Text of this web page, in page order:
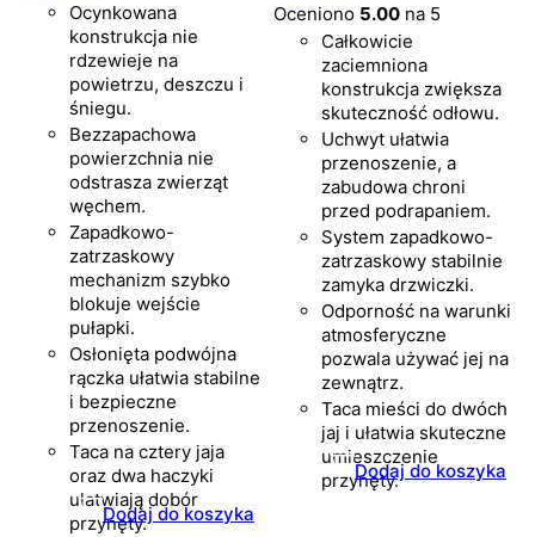
Ocynkowana
konstrukcja nie
rdzewieje na
powietrzu, deszczu i
śniegu.
Bezzapachowa
powierzchnia nie
odstrasza zwierząt
węchem.
Zapadkowo-
zatrzaskowy
mechanizm szybko
blokuje wejście
pułapki.
Osłonięta podwójna
rączka ułatwia stabilne
i bezpieczne
przenoszenie.
Taca na cztery jaja
oraz dwa haczyki
ułatwiają dobór
przynęty.
Dodaj do koszyka
Oceniono 5.00 na 5
Całkowicie
zaciemniona
konstrukcja zwiększa
skuteczność odłowu.
Uchwyt ułatwia
przenoszenie, a
zabudowa chroni
przed podrapaniem.
System zapadkowo-
zatrzaskowy stabilnie
zamyka drzwiczki.
Odporność na warunki
atmosferyczne
pozwala używać jej na
zewnątrz.
Taca mieści do dwóch
jaj i ułatwia skuteczne
umieszczenie
przynęty.
Dodaj do koszyka